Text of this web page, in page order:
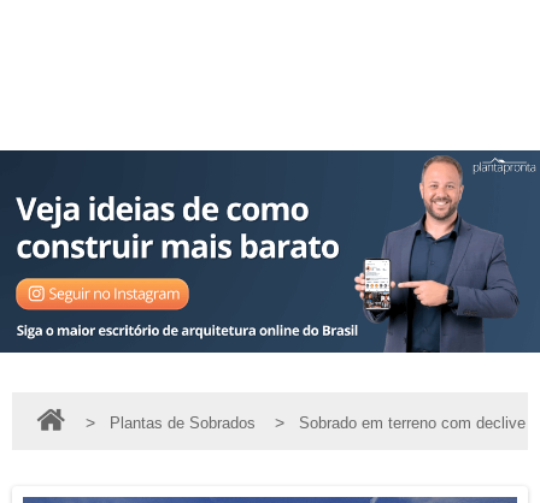
> Plantas de Sobrados > Sobrado em terreno com declive